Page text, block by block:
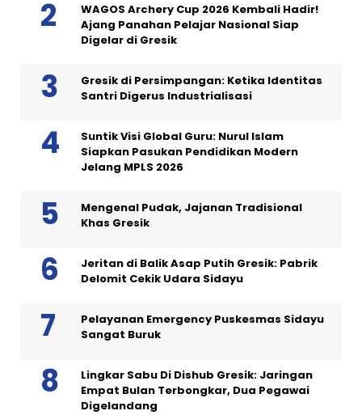
WAGOS Archery Cup 2026 Kembali Hadir!
Ajang Panahan Pelajar Nasional Siap
Digelar di Gresik
Gresik di Persimpangan: Ketika Identitas
Santri Digerus Industrialisasi
Suntik Visi Global Guru: Nurul Islam
Siapkan Pasukan Pendidikan Modern
Jelang MPLS 2026
Mengenal Pudak, Jajanan Tradisional
Khas Gresik
Jeritan di Balik Asap Putih Gresik: Pabrik
Delomit Cekik Udara Sidayu
Pelayanan Emergency Puskesmas Sidayu
Sangat Buruk
Lingkar Sabu Di Dishub Gresik: Jaringan
Empat Bulan Terbongkar, Dua Pegawai
Digelandang